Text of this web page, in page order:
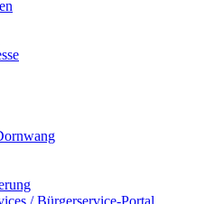
/ Bürgerservice-Portal